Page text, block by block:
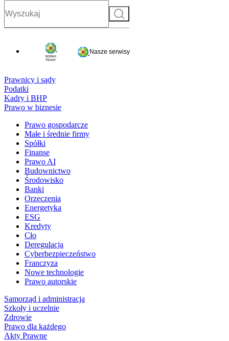
Szukaj
Nasze serwisy
Prawnicy i sądy
Podatki
Kadry i BHP
Prawo w biznesie
Prawo gospodarcze
Małe i średnie firmy
Spółki
Finanse
Prawo AI
Budownictwo
Środowisko
Banki
Orzeczenia
Energetyka
ESG
Kredyty
Cło
Deregulacja
Cyberbezpieczeństwo
Franczyza
Nowe technologie
Prawo autorskie
Samorząd i administracja
Szkoły i uczelnie
Zdrowie
Prawo dla każdego
Akty Prawne